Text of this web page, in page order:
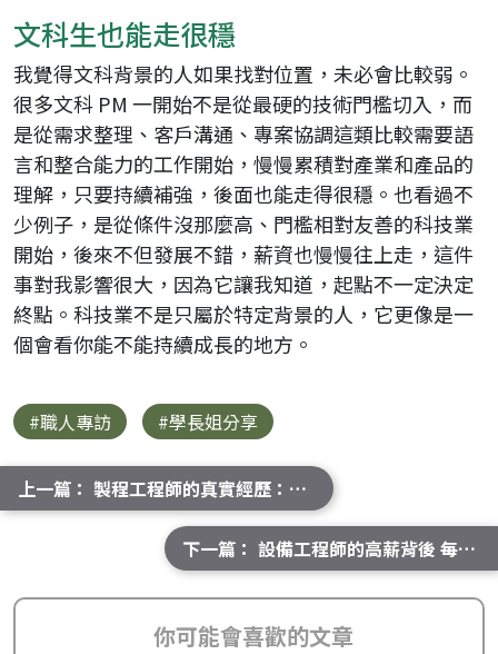
文科生也能走很穩
我覺得文科背景的人如果找對位置，未必會比較弱。
很多文科 PM 一開始不是從最硬的技術門檻切入，而
是從需求整理、客戶溝通、專案協調這類比較需要語
言和整合能力的工作開始，慢慢累積對產業和產品的
理解，只要持續補強，後面也能走得很穩。也看過不
少例子，是從條件沒那麼高、門檻相對友善的科技業
開始，後來不但發展不錯，薪資也慢慢往上走，這件
事對我影響很大，因為它讓我知道，起點不一定決定
終點。科技業不是只屬於特定背景的人，它更像是一
個會看你能不能持續成長的地方。
#職人專訪 #學長姐分享
上一篇： 製程工程師的真實經歷：永遠處理不完的問題！
下一篇： 設備工程師的高薪背後 每天都在跟機台賽跑
你可能會喜歡的文章